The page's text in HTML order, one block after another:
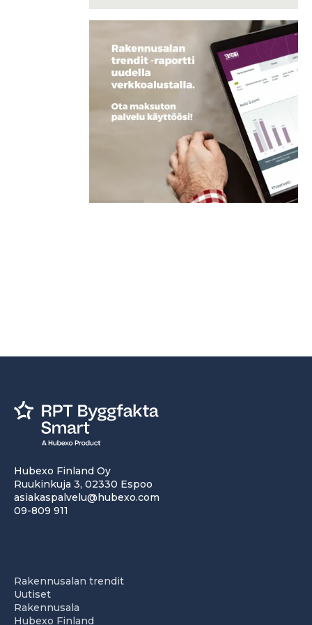
Hubexo Finland Oy
Ruukinkuja 3, 02330 Espoo
asiakaspalvelu@hubexo.com
09-809 911
Rakennusalan trendit
Uutiset
Rakennusala
Hubexo Finland